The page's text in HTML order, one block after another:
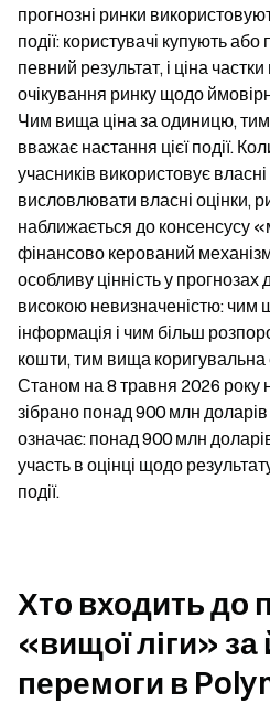
прогнозні ринки
події: користувачі купують
певний результат, і ціна
очікування ринку щодо
Чим вища ціна за одиницю,
вважає настання цієї події.
учасників використовує
висловлювати власні оцінки,
наближається до консенсусу
фінансово керований
особливу цінність у
високою невизначеністю:
інформація і чим більш
кошти, тим вища коригувальна
Станом на 8 травня 2026 року
зібрано понад 900 млн
означає: понад 900 млн
участь в оцінці щодо
події.
Хто входить до
«вищої ліги»
перемоги в